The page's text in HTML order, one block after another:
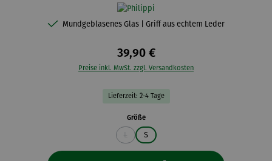
Mundgeblasenes Glas | Griff aus echtem Leder
39,90 €
Preise inkl. MwSt. zzgl. Versandkosten
Lieferzeit: 2-4 Tage
Größeauswählen
(Diese Option ist zurzeit nicht verfügbar.)
S